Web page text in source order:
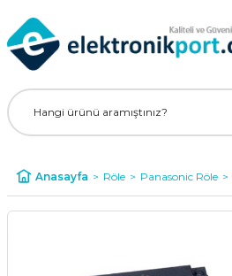
Anasayfa Röle Panasonic Röle